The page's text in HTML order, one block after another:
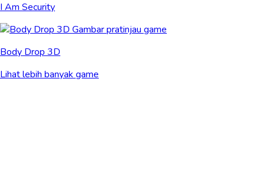
I Am Security
Body Drop 3D
Lihat lebih banyak game